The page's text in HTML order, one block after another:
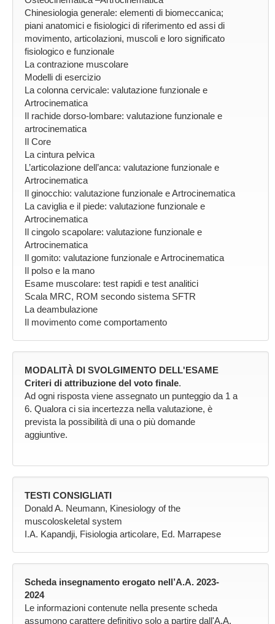
Chinesiologia generale: elementi di biomeccanica;
piani anatomici e fisiologici di riferimento ed assi di
movimento, articolazioni, muscoli e loro significato
fisiologico e funzionale
La contrazione muscolare
Modelli di esercizio
La colonna cervicale: valutazione funzionale e
Artrocinematica
Il rachide dorso-lombare: valutazione funzionale e
artrocinematica
Il Core
La cintura pelvica
L’articolazione dell’anca: valutazione funzionale e
Artrocinematica
Il ginocchio: valutazione funzionale e Artrocinematica
La caviglia e il piede: valutazione funzionale e
Artrocinematica
Il cingolo scapolare: valutazione funzionale e
Artrocinematica
Il gomito: valutazione funzionale e Artrocinematica
Il polso e la mano
Esame muscolare: test rapidi e test analitici
Scala MRC, ROM secondo sistema SFTR
La deambulazione
Il movimento come comportamento
MODALITÀ DI SVOLGIMENTO DELL'ESAME
Criteri di attribuzione del voto finale.
Ad ogni risposta viene assegnato un punteggio da 1 a
6. Qualora ci sia incertezza nella valutazione, è
prevista la possibilità di una o più domande
aggiuntive.
TESTI CONSIGLIATI
Donald A. Neumann, Kinesiology of the
muscoloskeletal system
I.A. Kapandji, Fisiologia articolare, Ed. Marrapese
Scheda insegnamento erogato nell’A.A. 2023-
2024
Le informazioni contenute nella presente scheda
assumono carattere definitivo solo a partire dall'A.A.